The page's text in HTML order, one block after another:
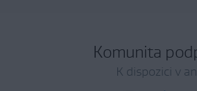
Komunita
K dispozici v